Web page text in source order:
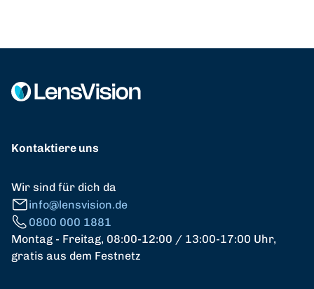
Kontaktiere uns
Wir sind für dich da
info@lensvision.de
0800 000 1881
Montag - Freitag, 08:00-12:00 / 13:00-17:00 Uhr,
gratis aus dem Festnetz